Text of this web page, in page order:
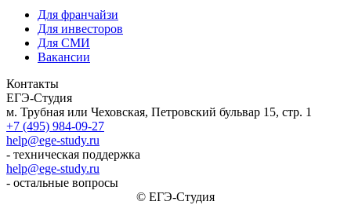
Для франчайзи
Для инвесторов
Для СМИ
Вакансии
Контакты
ЕГЭ-Студия
м. Трубная или Чеховская, Петровский бульвар 15, стр. 1
+7 (495) 984-09-27
help@ege-study.ru
- техническая поддержка
help@ege-study.ru
- остальные вопросы
© ЕГЭ-Студия